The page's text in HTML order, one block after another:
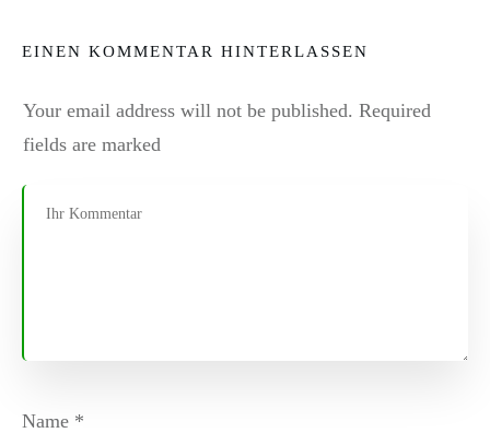
EINEN KOMMENTAR HINTERLASSEN
Your email address will not be published. Required
fields are marked
Name *